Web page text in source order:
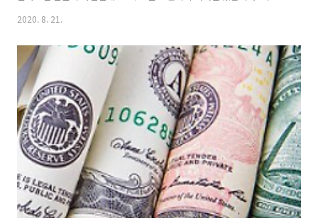
밤 꿈에 돈이 나왔다면 길몽일까요? 다른것도 아닌 돈이 나왔으니 길몽
서 정리해봤습니다. 돈 꿈해몽 총정리 1. 돈을 받는 꿈 돈을 받는 꿈은 생
각지 못한 곳에서 재물을 얻게 될 꿈입니다. 꿈에서 돈은 재물이나 이권
을 상징하는데, 이것을 누군가에게 받는 꿈은 횡재를 하여 재산이 늘어나
거나 진행하는 일에서 좋은 성과를 거두어 많은 이득이 생기는 것을 나타
냅니다. 이 꿈은 길몽이니 하루를 기분좋게 시작해보시기 바랍니다. 2. ..
2020. 8. 21.